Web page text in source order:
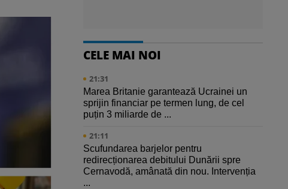
CELE MAI NOI
21:31
Marea Britanie garantează Ucrainei un
sprijin financiar pe termen lung, de cel
puțin 3 miliarde de ...
21:11
Scufundarea barjelor pentru
redirecționarea debitului Dunării spre
Cernavodă, amânată din nou. Intervenția
...